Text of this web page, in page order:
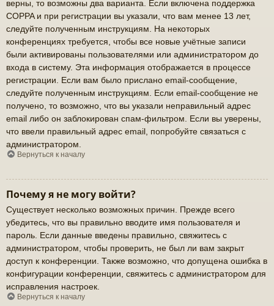
верны, то возможны два варианта. Если включена поддержка
COPPA и при регистрации вы указали, что вам менее 13 лет,
следуйте полученным инструкциям. На некоторых
конференциях требуется, чтобы все новые учётные записи
были активированы пользователями или администратором до
входа в систему. Эта информация отображается в процессе
регистрации. Если вам было прислано email-сообщение,
следуйте полученным инструкциям. Если email-сообщение не
получено, то возможно, что вы указали неправильный адрес
email либо он заблокирован спам-фильтром. Если вы уверены,
что ввели правильный адрес email, попробуйте связаться с
администратором.
Вернуться к началу
Почему я не могу войти?
Существует несколько возможных причин. Прежде всего
убедитесь, что вы правильно вводите имя пользователя и
пароль. Если данные введены правильно, свяжитесь с
администратором, чтобы проверить, не был ли вам закрыт
доступ к конференции. Также возможно, что допущена ошибка в
конфигурации конференции, свяжитесь с администратором для
исправления настроек.
Вернуться к началу